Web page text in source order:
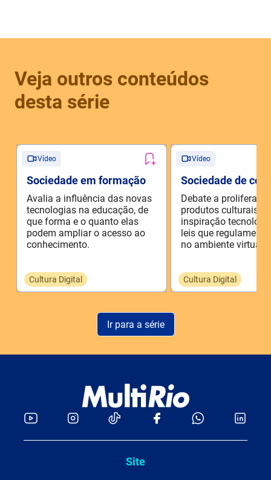
Veja outros conteúdos
desta série
Vídeo
Sociedade em formação
Avalia a influência das novas
tecnologias na educação, de
que forma e o quanto elas
podem ampliar o acesso ao
conhecimento.
Cultura Digital
Vídeo
Sociedade de
Debate a
produtos culturais de
inspiração
leis que
no ambiente virtual.
Cultura Digital
Ir para a série
Site